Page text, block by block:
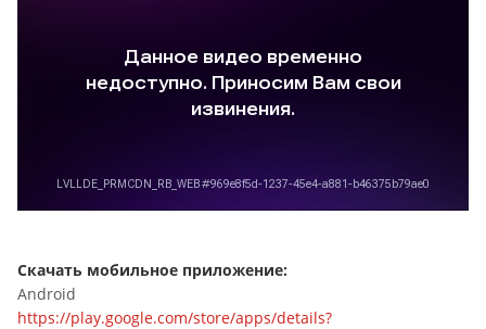
Скачать мобильное приложение:
Android
https://play.google.com/store/apps/details?